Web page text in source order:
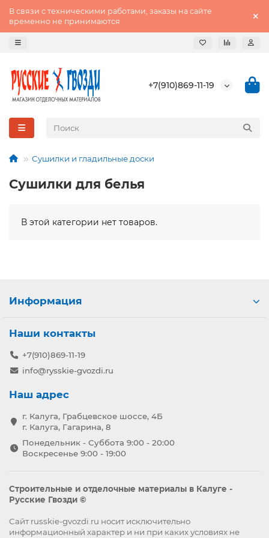
В связи с техническими работами, заказы на сайте
временно не принимаются
+7(910)869-11-19
Сушилки и гладильные доски
Сушилки для белья
В этой категории нет товаров.
Информация
Наши контакты
+7(910)869-11-19
info@rysskie-gvozdi.ru
Наш адрес
г. Калуга, Грабцевское шоссе, 4Б
г. Калуга, Гагарина, 8
Понедельник - Суббота 9:00 - 20:00
Воскресенье 9:00 - 19:00
Строительные и отделочные материалы в Калуге -
Русские Гвозди ©
Сайт russkie-gvozdi.ru носит исключительно
информационный характер и ни при каких условиях не